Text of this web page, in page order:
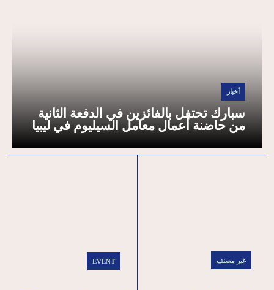
أخبار
سبارك تحتفل بالفائزين في الدفعة الثانية
من حاضنة أعمال معامل السيليوم في ليبيا
غير مصنف EVENT